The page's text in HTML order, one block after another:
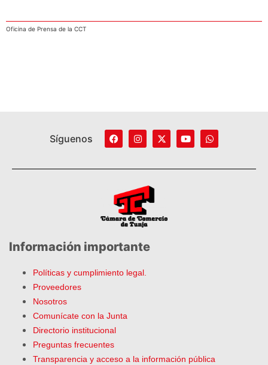
Oficina de Prensa de la CCT
Síguenos
Información importante
Políticas y cumplimiento legal.
Proveedores
Nosotros
Comunícate con la Junta
Directorio institucional
Preguntas frecuentes
Transparencia y acceso a la información pública